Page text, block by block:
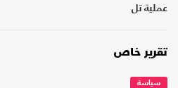
عملية تل
تقرير خاص
سياسة